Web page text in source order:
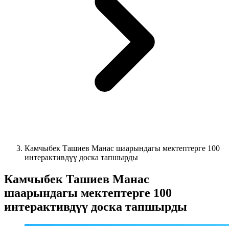
Камчыбек Ташиев Манас шаарындагы мектептерге 100
интерактивдүү доска тапшырды
Камчыбек Ташиев Манас
шаарындагы мектептерге 100
интерактивдүү доска тапшырды